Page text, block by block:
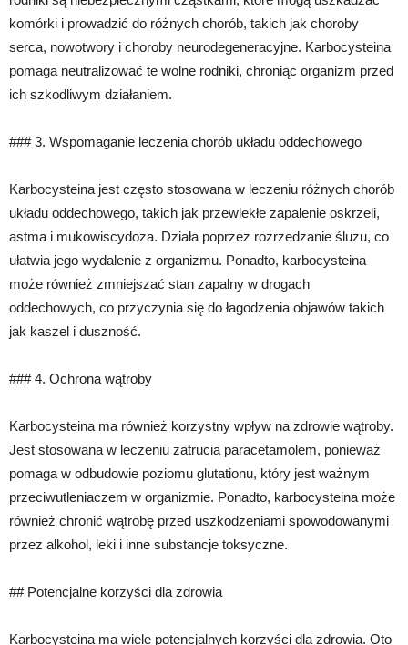
komórki i prowadzić do różnych chorób, takich jak choroby
serca, nowotwory i choroby neurodegeneracyjne. Karbocysteina
pomaga neutralizować te wolne rodniki, chroniąc organizm przed
ich szkodliwym działaniem.
### 3. Wspomaganie leczenia chorób układu oddechowego
Karbocysteina jest często stosowana w leczeniu różnych chorób
układu oddechowego, takich jak przewlekłe zapalenie oskrzeli,
astma i mukowiscydoza. Działa poprzez rozrzedzanie śluzu, co
ułatwia jego wydalenie z organizmu. Ponadto, karbocysteina
może również zmniejszać stan zapalny w drogach
oddechowych, co przyczynia się do łagodzenia objawów takich
jak kaszel i duszność.
### 4. Ochrona wątroby
Karbocysteina ma również korzystny wpływ na zdrowie wątroby.
Jest stosowana w leczeniu zatrucia paracetamolem, ponieważ
pomaga w odbudowie poziomu glutationu, który jest ważnym
przeciwutleniaczem w organizmie. Ponadto, karbocysteina może
również chronić wątrobę przed uszkodzeniami spowodowanymi
przez alkohol, leki i inne substancje toksyczne.
## Potencjalne korzyści dla zdrowia
Karbocysteina ma wiele potencjalnych korzyści dla zdrowia. Oto